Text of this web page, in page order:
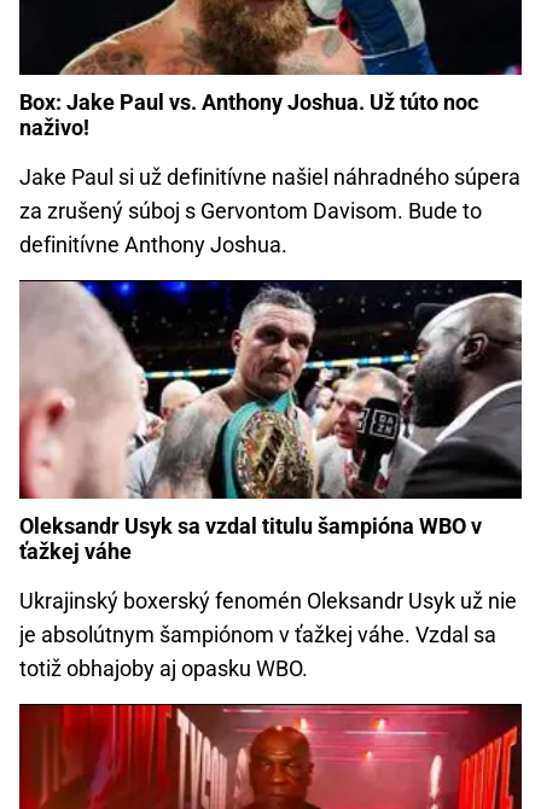
Box: Jake Paul vs. Anthony Joshua. Už túto noc
naživo!
Jake Paul si už definitívne našiel náhradného súpera
za zrušený súboj s Gervontom Davisom. Bude to
definitívne Anthony Joshua.
Oleksandr Usyk sa vzdal titulu šampióna WBO v
ťažkej váhe
Ukrajinský boxerský fenomén Oleksandr Usyk už nie
je absolútnym šampiónom v ťažkej váhe. Vzdal sa
totiž obhajoby aj opasku WBO.